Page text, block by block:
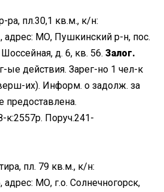
ра, пл.30,1 кв.м., к/н:
адрес: МО, Пушкинский р-н, пос.
д. 6, кв. 56. Залог.
ые действия. Зарег-но 1 чел-к
их). Информ. о задолж. за
предоставлена.
к:2557р. Поруч.241-
пл. 79 кв.м., к/н:
адрес: МО, г.о. Солнечногорск,